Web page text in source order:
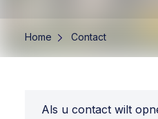
Home Contact
Als u contact wilt